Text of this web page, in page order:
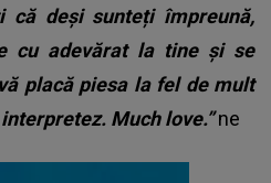
că deși sunteți împreună,
cu adevărat la tine și se
placă piesa la fel de mult
Much love.”ne